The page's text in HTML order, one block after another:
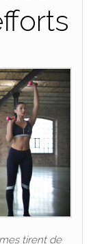
tirent de